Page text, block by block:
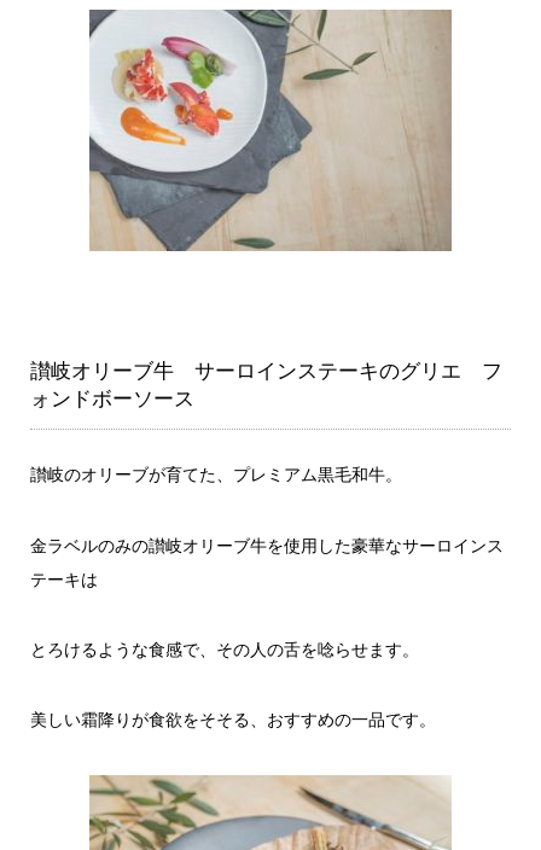
讃岐オリーブ牛 サーロインステーキのグリエ フ
ォンドボーソース
讃岐のオリーブが育てた、プレミアム黒毛和牛。
金ラベルのみの讃岐オリーブ牛を使用した豪華なサーロインス
テーキは
とろけるような食感で、その人の舌を唸らせます。
美しい霜降りが食欲をそそる、おすすめの一品です。